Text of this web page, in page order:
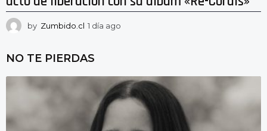
by Zumbido.cl 1 día ago
g
NO TE PIERDAS